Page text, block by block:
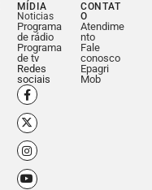
MÍDIA
Noticias
Programa
de rádio
Programa
de tv
Redes
sociais
CONTAT
O
Atendime
nto
Fale
conosco
Epagri
Mob